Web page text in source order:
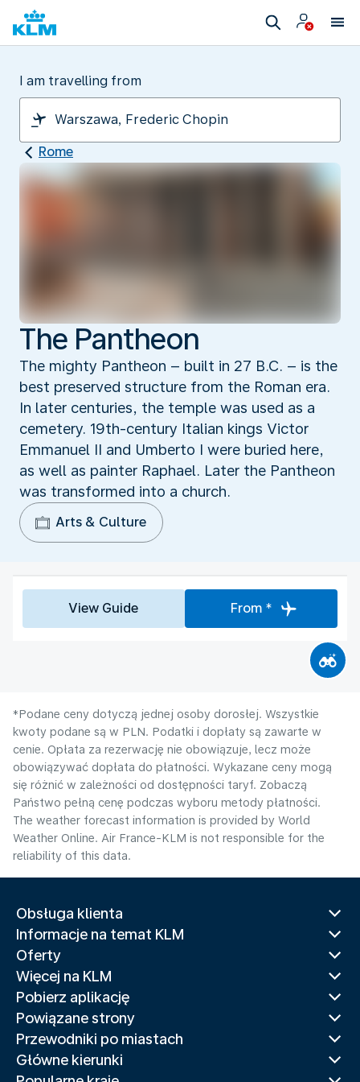
I am travelling from
Rome
The Pantheon
The mighty Pantheon – built in 27 B.C. – is the
best preserved structure from the Roman era.
In later centuries, the temple was used as a
cemetery. 19th-century Italian kings Victor
Emmanuel II and Umberto I were buried here,
as well as painter Raphael. Later the Pantheon
was transformed into a church.
Arts & Culture
View Guide From *
*Podane ceny dotyczą jednej osoby dorosłej. Wszystkie
kwoty podane są w PLN. Podatki i dopłaty są zawarte w
cenie. Opłata za rezerwację nie obowiązuje, lecz może
obowiązywać dopłata do płatności. Wykazane ceny mogą
się różnić w zależności od dostępności taryf. Zobaczą
Państwo pełną cenę podczas wyboru metody płatności.
The weather forecast information is provided by World
Weather Online. Air France-KLM is not responsible for the
reliability of this data.
Obsługa klienta
Informacje na temat KLM
Oferty
Więcej na KLM
Pobierz aplikację
Powiązane strony
Przewodniki po miastach
Główne kierunki